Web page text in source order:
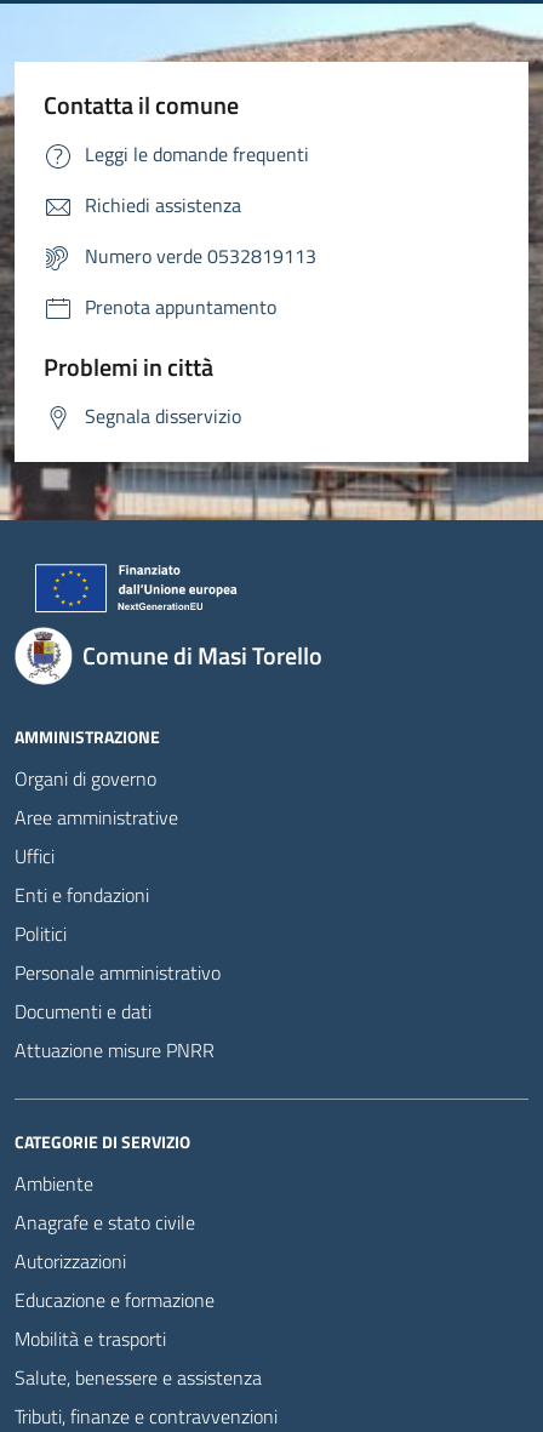
Contatta il comune
Leggi le domande frequenti
Richiedi assistenza
Numero verde 0532819113
Prenota appuntamento
Problemi in città
Segnala disservizio
Comune di Masi Torello
AMMINISTRAZIONE
Organi di governo
Aree amministrative
Uffici
Enti e fondazioni
Politici
Personale amministrativo
Documenti e dati
Attuazione misure PNRR
CATEGORIE DI SERVIZIO
Ambiente
Anagrafe e stato civile
Autorizzazioni
Educazione e formazione
Mobilità e trasporti
Salute, benessere e assistenza
Tributi, finanze e contravvenzioni